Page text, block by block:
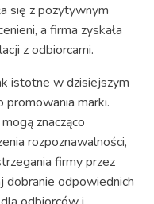
się z pozytywnym
a firma zyskała
z odbiorcami.
istotne w dzisiejszym
marki.
mogą znacząco
rozpoznawalności,
firmy przez
odpowiednich